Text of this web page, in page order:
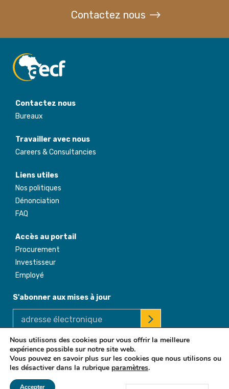
Contactez nous
Contactez nous
Bureaux
Travailler avec nous
Careers & Consultancies
Liens utiles
Nos politiques
Dénonciation
FAQ
Accès au portail
Procurement
Investisseur
Employé
S'abonner aux mises à jour
© 2026 Africa Enterprise Challenge Fund. All Rights Reserved
Nous utilisons des cookies pour vous offrir la meilleure
expérience possible sur notre site web.
Vous pouvez en savoir plus sur les cookies que nous utilisons ou
les désactiver dans la rubrique paramètres.
Accepter